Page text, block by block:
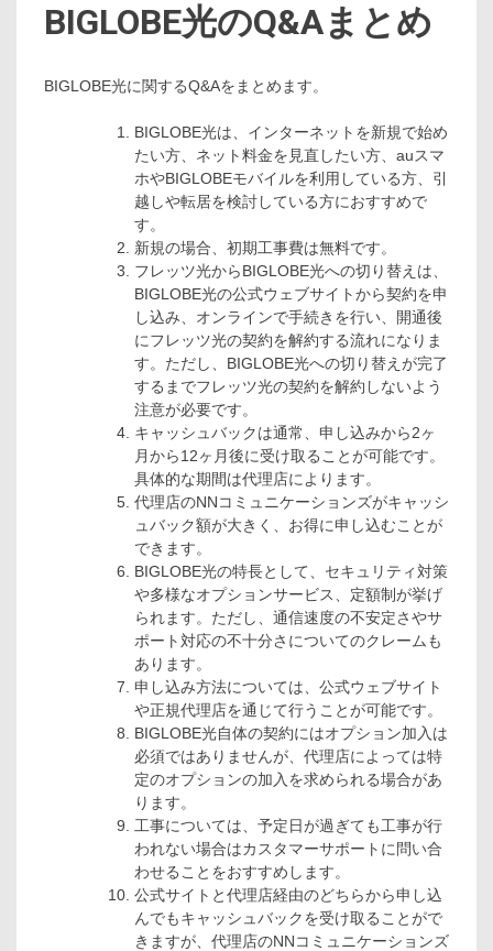
BIGLOBE光のQ&Aまとめ
BIGLOBE光に関するQ&Aをまとめます。
BIGLOBE光は、インターネットを新規で始め
たい方、ネット料金を見直したい方、auスマ
ホやBIGLOBEモバイルを利用している方、引
越しや転居を検討している方におすすめで
す。
新規の場合、初期工事費は無料です。
フレッツ光からBIGLOBE光への切り替えは、
BIGLOBE光の公式ウェブサイトから契約を申
し込み、オンラインで手続きを行い、開通後
にフレッツ光の契約を解約する流れになりま
す。ただし、BIGLOBE光への切り替えが完了
するまでフレッツ光の契約を解約しないよう
注意が必要です。
キャッシュバックは通常、申し込みから2ヶ
月から12ヶ月後に受け取ることが可能です。
具体的な期間は代理店によります。
代理店のNNコミュニケーションズがキャッシ
ュバック額が大きく、お得に申し込むことが
できます。
BIGLOBE光の特長として、セキュリティ対策
や多様なオプションサービス、定額制が挙げ
られます。ただし、通信速度の不安定さやサ
ポート対応の不十分さについてのクレームも
あります。
申し込み方法については、公式ウェブサイト
や正規代理店を通じて行うことが可能です。
BIGLOBE光自体の契約にはオプション加入は
必須ではありませんが、代理店によっては特
定のオプションの加入を求められる場合があ
ります。
工事については、予定日が過ぎても工事が行
われない場合はカスタマーサポートに問い合
わせることをおすすめします。
公式サイトと代理店経由のどちらから申し込
んでもキャッシュバックを受け取ることがで
きますが、代理店のNNコミュニケーションズ